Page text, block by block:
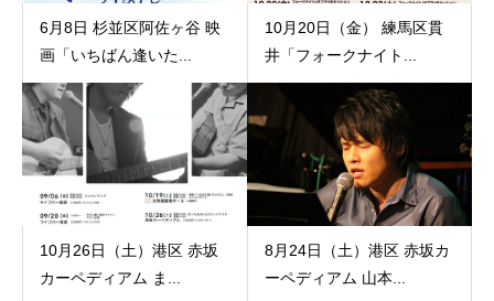
6月8日 杉並区阿佐ヶ谷 映
画「いちばん逢いた...
10月20日（金） 練馬区貫
井「フォークナイト...
10月26日（土）港区 赤坂
カーペディアム ま...
8月24日（土）港区 赤坂カ
ーペディアム 山本...